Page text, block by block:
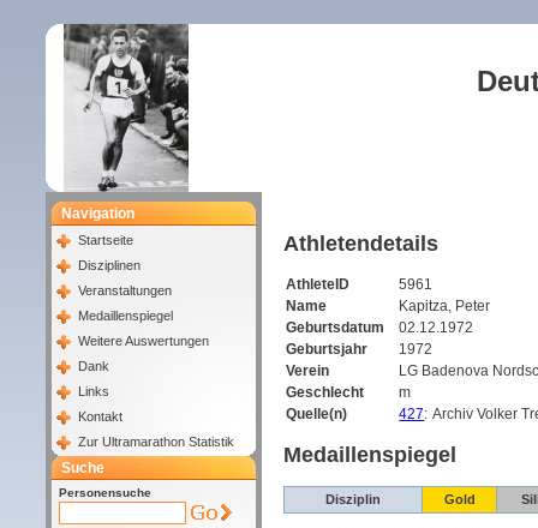
Navigation
Startseite
Disziplinen
Veranstaltungen
Medaillenspiegel
Weitere Auswertungen
Dank
Links
Kontakt
Zur Ultramarathon Statistik
Suche
Personensuche
Athletendetails
AthleteID
5961
Name
Kapitza, Peter
Geburtsdatum
02.12.1972
Geburtsjahr
1972
Verein
LG Badenova
Geschlecht
m
Quelle(n)
427: Archiv Volker
Medaillenspiegel
Disziplin Gold